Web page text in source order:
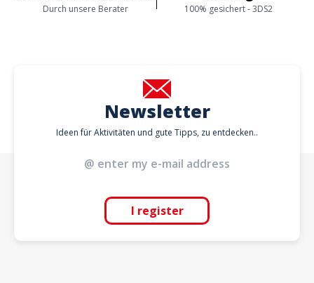
Durch unsere Berater 100% gesichert - 3DS2
Newsletter
Ideen für Aktivitäten und gute Tipps, zu entdecken..
I register